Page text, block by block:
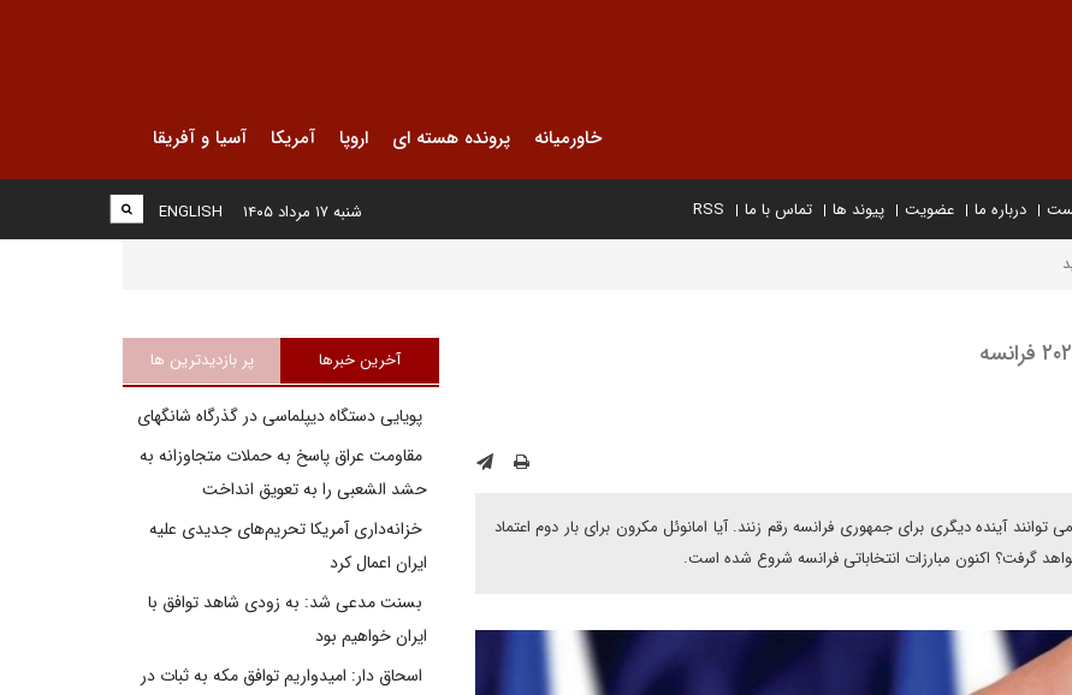
خاورمیانه پرونده هسته ای اروپا آمریکا آسیا و آفریقا
درباره ما عضویت پیوند ها تماس با ما RSS
ENGLISH شنبه ۱۷ مرداد ۱۴۰۵
آینده دیگری برای جمهوری فرانسه رقم زنند. آیا امانوئل مکرون برای بار دوم اعتماد
گرفت؟ اکنون مبارزات انتخاباتی فرانسه شروع شده است.
آخرین خبرها پر بازدیدترین ها
پویایی دستگاه دیپلماسی در گذرگاه شانگهای
مقاومت عراق پاسخ به حملات متجاوزانه به
حشد الشعبی را به تعویق انداخت
خزانه‌داری آمریکا تحریم‌های جدیدی علیه
ایران اعمال کرد
بسنت مدعی شد: به زودی شاهد توافق با
ایران خواهیم بود
اسحاق دار: امیدواریم توافق مکه به ثبات در